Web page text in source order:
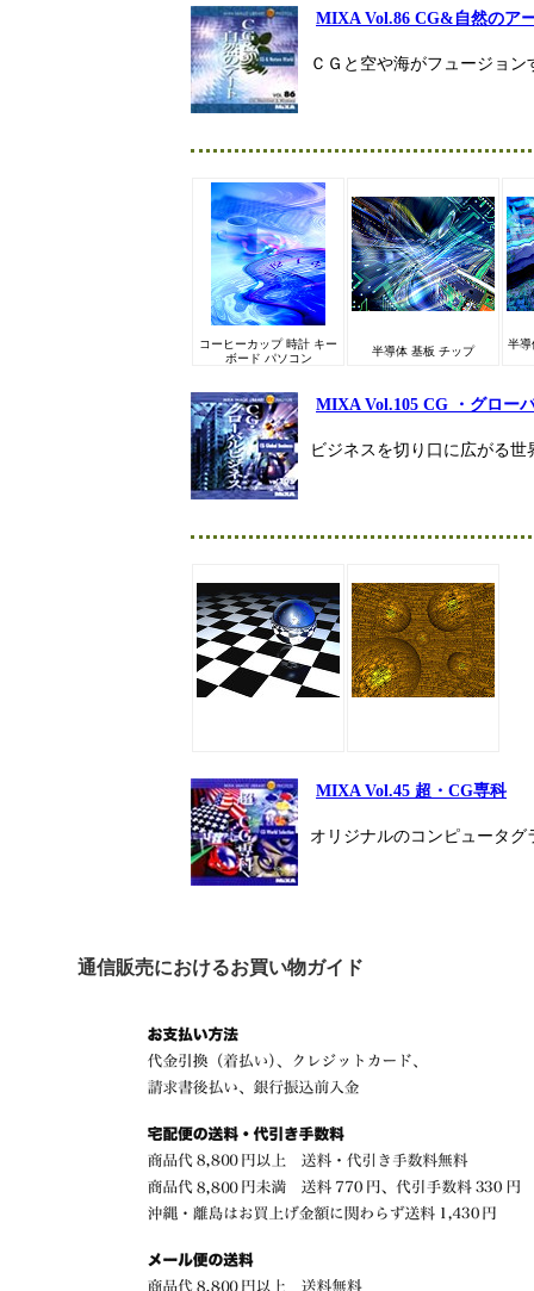
MIXA Vol.86 CG&自然のア
ＣＧと空や海がフュージョ
コーヒーカップ 時計 キー
ボード パソコン
半導体 基板 チップ
半導
MIXA Vol.105 CG ・グロー
ビジネスを切り口に広がる世
MIXA Vol.45 超・CG専科
オリジナルのコンピュータ
通信販売におけるお買い物ガイド